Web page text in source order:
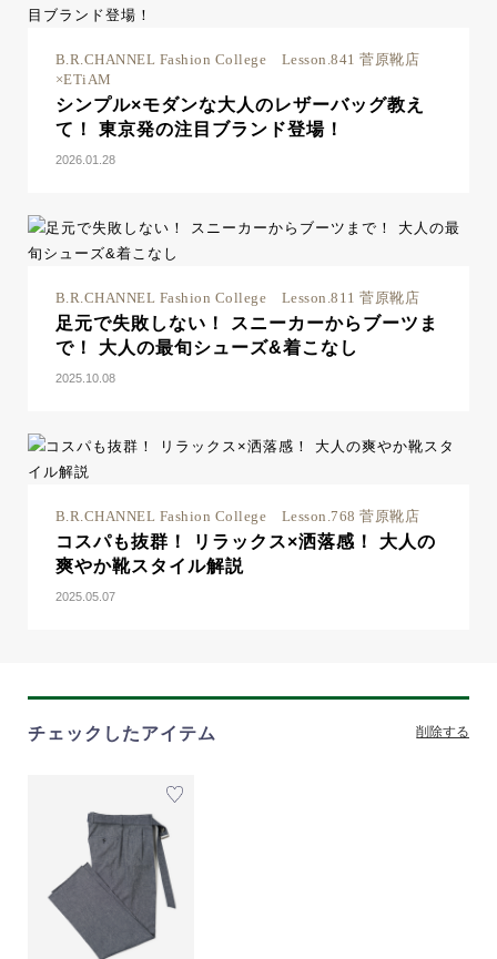
B.R.CHANNEL Fashion College Lesson.841 菅原靴店
×ETiAM
シンプル×モダンな大人のレザーバッグ教え
て！ 東京発の注目ブランド登場！
2026.01.28
B.R.CHANNEL Fashion College Lesson.811 菅原靴店
足元で失敗しない！ スニーカーからブーツま
で！ 大人の最旬シューズ&着こなし
2025.10.08
B.R.CHANNEL Fashion College Lesson.768 菅原靴店
コスパも抜群！ リラックス×洒落感！ 大人の
爽やか靴スタイル解説
2025.05.07
チェックしたアイテム 削除する